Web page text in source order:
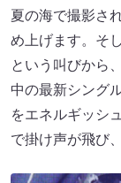
夏の海で撮影さ
め上げます。そ
という叫びから
中の最新シング
をエネルギッシ
で掛け声が飛び